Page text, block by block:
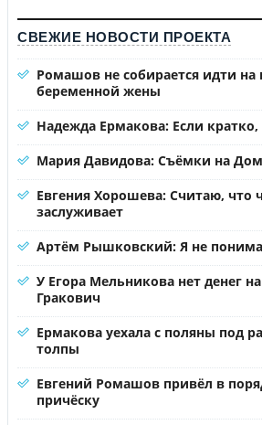
СВЕЖИЕ НОВОСТИ ПРОЕКТА
Ромашов не собирается идти на
беременной жены
Надежда Ермакова: Если
Мария Давидова: Съёмки на
Евгения Хорошева: Считаю, что
заслуживает
Артём Рышковский: Я не
У Егора Мельникова нет денег
Гракович
Ермакова уехала с поляны под
толпы
Евгений Ромашов привёл в
причёску